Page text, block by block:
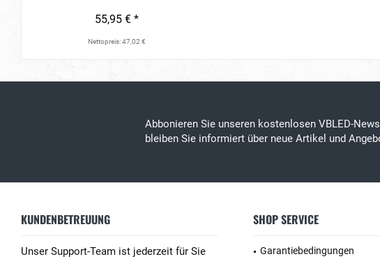
55,95 € *
Nettopreis: 47,02 €
Abbonieren Sie unseren kostenlosen VBLED-
bleiben Sie informiert über neue Artikel und
KUNDENBETREUUNG
Unser Support-Team ist jederzeit für Sie
SHOP SERVICE
Garantiebedingungen